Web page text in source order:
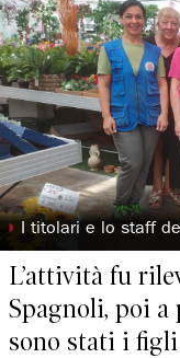
◗ I titolari e lo staff
L’attività fu
Spagnoli, poi
sono stati i